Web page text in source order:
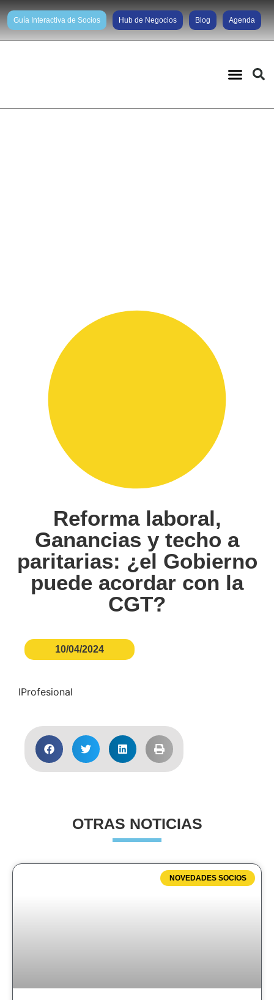
Guía Interactiva de Socios Hub de Negocios Blog Agenda
Reforma laboral,
Ganancias y techo a
paritarias: ¿el Gobierno
puede acordar con la
CGT?
10/04/2024
IProfesional
OTRAS NOTICIAS
NOVEDADES SOCIOS